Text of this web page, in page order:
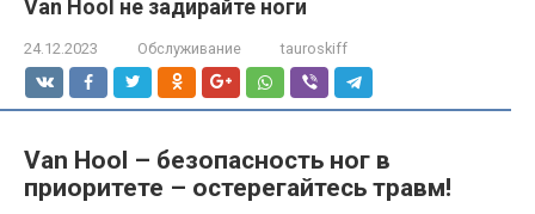
Van Hool не задирайте ноги
24.12.2023 Обслуживание tauroskiff
Van Hool – безопасность ног в
приоритете – остерегайтесь травм!